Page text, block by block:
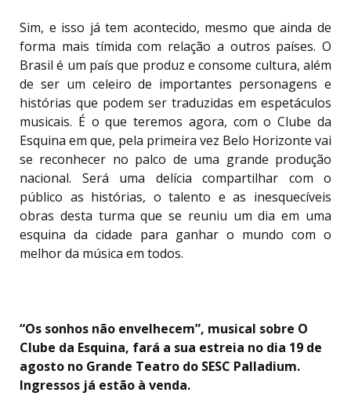
Sim, e isso já tem acontecido, mesmo que ainda de
forma mais tímida com relação a outros países. O
Brasil é um país que produz e consome cultura, além
de ser um celeiro de importantes personagens e
histórias que podem ser traduzidas em espetáculos
musicais. É o que teremos agora, com o Clube da
Esquina em que, pela primeira vez Belo Horizonte vai
se reconhecer no palco de uma grande produção
nacional. Será uma delícia compartilhar com o
público as histórias, o talento e as inesquecíveis
obras desta turma que se reuniu um dia em uma
esquina da cidade para ganhar o mundo com o
melhor da música em todos.
“Os sonhos não envelhecem”, musical sobre O
Clube da Esquina, fará a sua estreia no dia 19 de
agosto no Grande Teatro do SESC Palladium.
Ingressos já estão à venda.